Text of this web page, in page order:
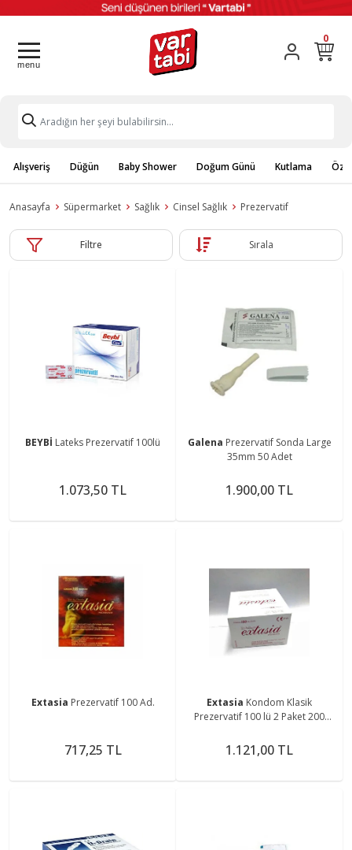
0
Alışveriş Düğün Baby Shower Doğum Günü Kutlama
Anasayfa Süpermarket Sağlık Cinsel Sağlık Prezervatif
Filtre Sırala
BEYBİ Lateks Prezervatif 100lü
1.073,50 TL
Galena Prezervatif Sonda Large
35mm 50 Adet
1.900,00 TL
Extasia Prezervatif 100 Ad.
717,25 TL
Extasia Kondom Klasik
Prezervatif 100 lü 2 Paket 200
1.121,00 TL